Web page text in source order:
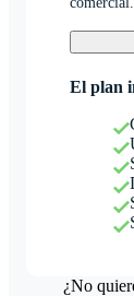
El plan
¿No